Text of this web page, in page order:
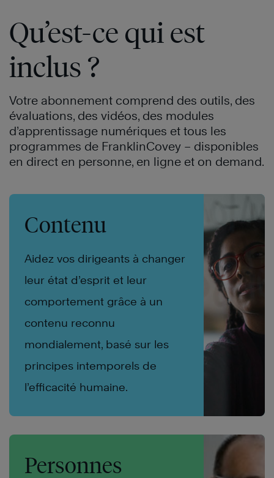
Qu’est-ce qui est
inclus ?
Votre abonnement comprend des outils, des
évaluations, des vidéos, des modules
d’apprentissage numériques et tous les
programmes de FranklinCovey – disponibles
en direct en personne, en ligne et on demand.
Contenu
Aidez vos dirigeants à changer
leur état d’esprit et leur
comportement grâce à un
contenu reconnu
mondialement, basé sur les
principes intemporels de
l’efficacité humaine.
Personnes